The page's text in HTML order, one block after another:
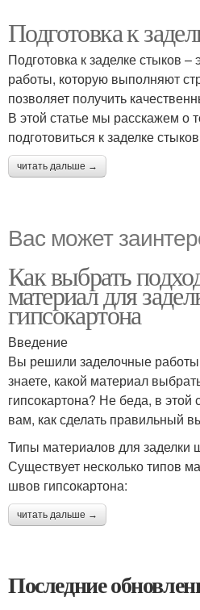
Подготовка к
Подготовка к заделке стыков –
работы, которую выполняют
позволяет получить
В этой статье мы расскажем о
подготовиться к заделке
читать дальше →
Вас может
Как выбрать
материал для
гипсокартона
Введение
Вы решили заделочные
знаете, какой материал
гипсокартона? Не беда, в
вам, как сделать правильный
Типы материалов для заделки
Существует несколько типов
швов гипсокартона:
читать дальше →
Последние